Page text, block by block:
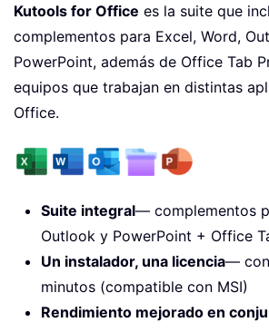
Kutools for Office es la suite que
complementos para Excel, Word,
PowerPoint, además de Office Tab
equipos que trabajan en distintas
Office.
Suite integral— complementos
Outlook y PowerPoint + Office
Un instalador, una licencia—
minutos (compatible con MSI)
Rendimiento mejorado en